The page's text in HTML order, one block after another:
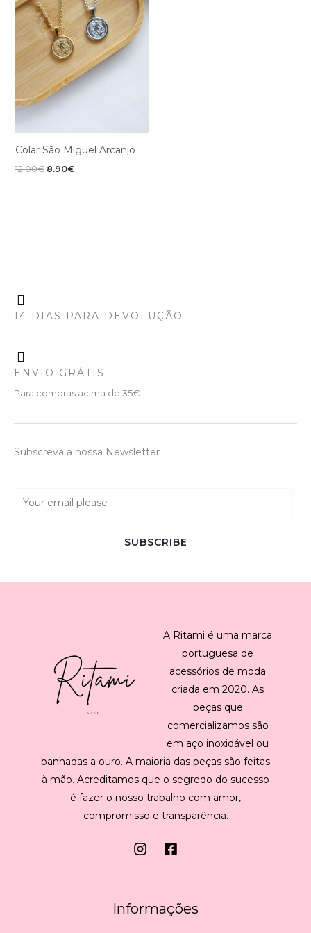
Colar São Miguel Arcanjo
12.00€ 8.90€
14 DIAS PARA DEVOLUÇÃO
ENVIO GRÁTIS
Para compras acima de 35€
Subscreva a nossa Newsletter
SUBSCRIBE
A Ritami é uma marca
portuguesa de
acessórios de moda
criada em 2020. As
peças que
comercializamos são
em aço inoxidável ou
banhadas a ouro. A maioria das peças são feitas
à mão. Acreditamos que o segredo do sucesso
é fazer o nosso trabalho com amor,
compromisso e transparência.
Informações